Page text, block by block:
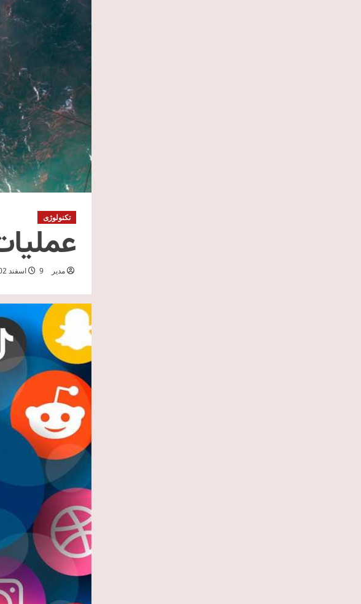
تکنولوژی
مدیر 9 اسفند 1402